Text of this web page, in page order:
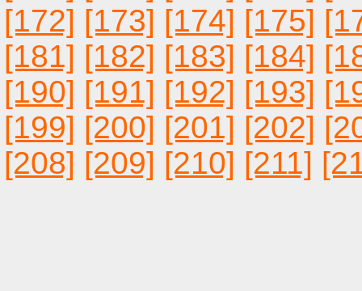
[172] [173] [174] [175]
[181] [182] [183] [184]
[190] [191] [192] [193]
[199] [200] [201] [202]
[208] [209] [210] [211]